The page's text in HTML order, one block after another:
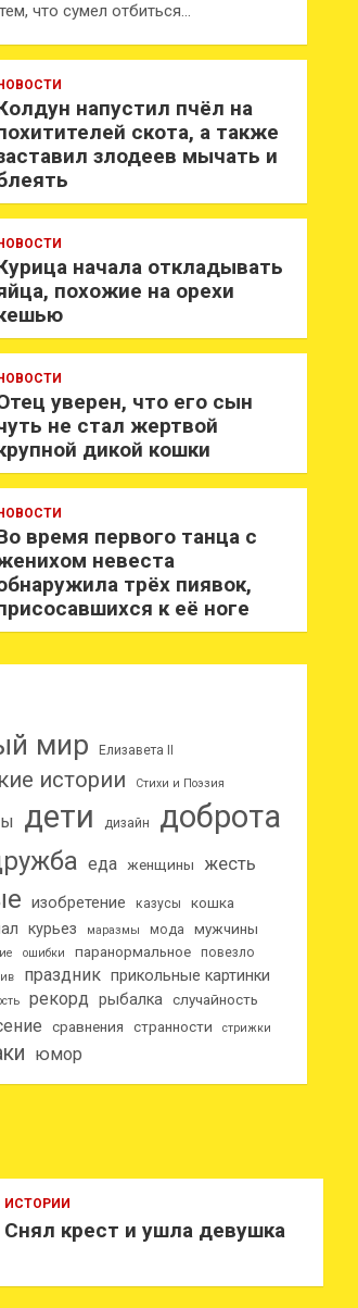
что сумел отбиться…
напустил пчёл на
скота, а также
злодеев мычать и
начала откладывать
похожие на орехи
уверен, что его сын
не стал жертвой
дикой кошки
время первого танца с
невеста
трёх пиявок,
к её ноге
мир Елизавета II
истории Стихи и Поэзия
дети дизайн доброта
еда женщины жесть
изобретение казусы кошка
курьез маразмы мода мужчины
ошибки паранормальное повезло
праздник прикольные картинки
рекорд рыбалка случайность
сравнения странности стрижки
юмор
ИСТОРИИ
Снял крест и ушла девушка